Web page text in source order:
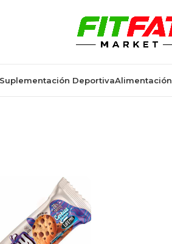
Suplementación DeportivaAlimentación